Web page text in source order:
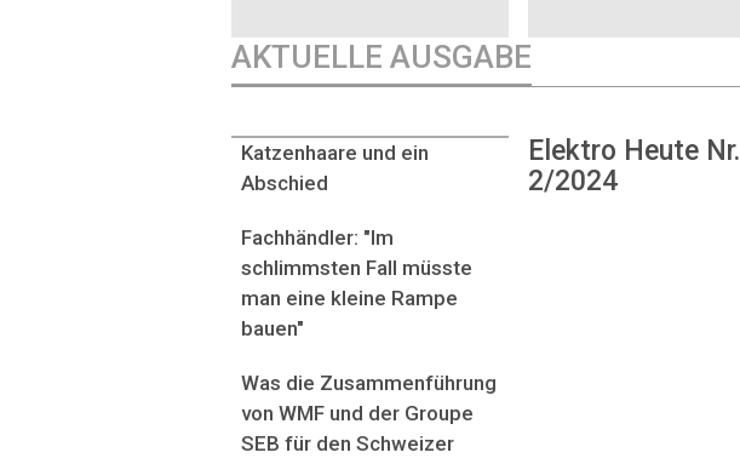
AKTUELLE AUSGABE
Elektro Heute Nr.
2/2024
Katzenhaare und ein
Abschied
Fachhändler: "Im
schlimmsten Fall müsste
man eine kleine Rampe
bauen"
Was die Zusammenführung
von WMF und der Groupe
SEB für den Schweizer